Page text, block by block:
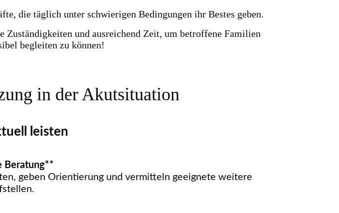
die täglich unter schwierigen Bedingungen ihr Bestes geben.
und ausreichend Zeit, um betroffene Familien
begleiten zu können!
in der Akutsituation
leisten
Beratung**
geben Orientierung und vermitteln geeignete weitere